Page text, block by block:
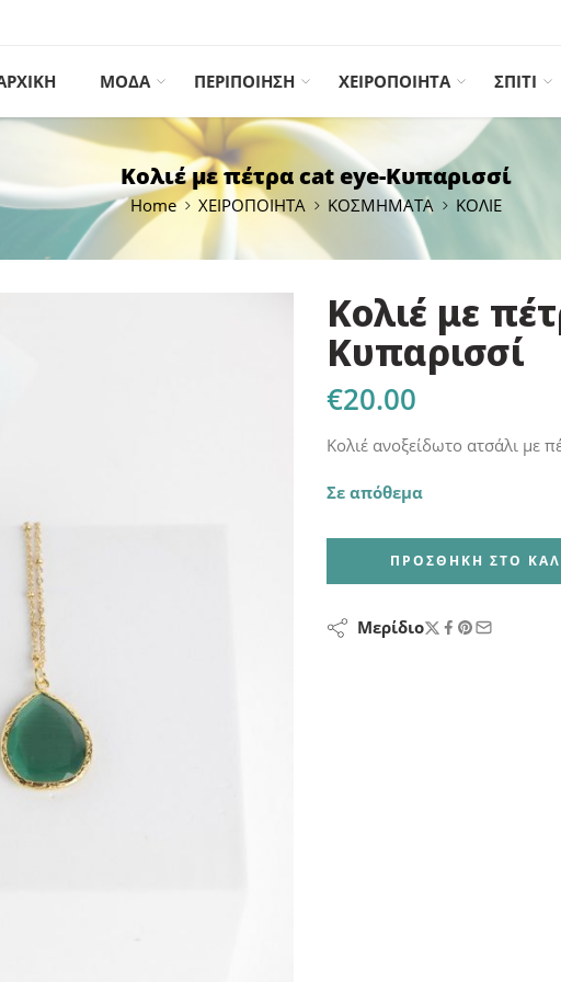
ΜΟΔΑ ΠΕΡΙΠΟΙΗΣΗ ΧΕΙΡΟΠΟΙΗΤΑ ΣΠΙΤΙ
Κολιέ με πέτρα cat eye-Κυπαρισσί
Home ΧΕΙΡΟΠΟΙΗΤΑ ΚΟΣΜΗΜΑΤΑ ΚΟΛΙΕ
Κολιέ με
Κυπαρισσί
€20.00
Κολιέ ανοξείδωτο ατσάλι με
Σε απόθεμα
ΠΡΟΣΘΉΚΗ ΣΤΟ
Μερίδιο